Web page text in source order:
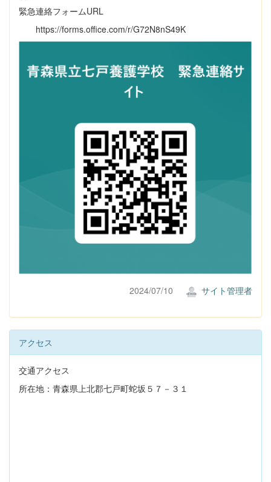
緊急連絡フォームURL
https://forms.office.com/r/G72N8nS49K
2024/07/10 サイト管理者
アクセス
交通アクセス
所在地：青森県上北郡七戸町蛇坂５７－３１